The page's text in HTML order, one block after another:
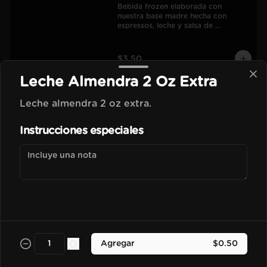
Bebida frozen elaborada con
nuestra base madre hecha con
espressos, leche y salsa de
$3.50
Vainilla Frapu
espressos, leche y esencia de vainilla
espressos, leche y esencia de
avellana francesa.
Leche Almendra 2 Oz Extra
Leche almendra 2 oz extra.
Instrucciones especiales
Agregar $0.50